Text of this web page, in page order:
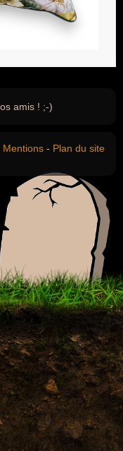
amis ! ;-)
Mentions - Plan du site